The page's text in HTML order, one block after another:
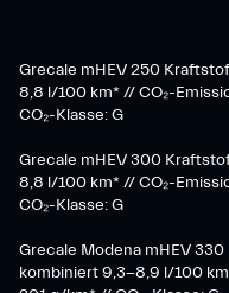
Grecale mHEV 250
8,8 l/100 km* // CO₂-
CO₂-Klasse: G
Grecale mHEV 300
8,8 l/100 km* // CO₂-
CO₂-Klasse: G
Grecale Modena mHEV
kombiniert 9,3-8,9 l/100